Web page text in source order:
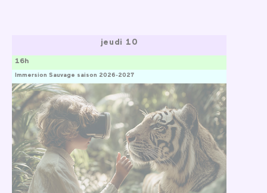
jeudi 10
Immersion Sauvage saison 2026-2027
16h